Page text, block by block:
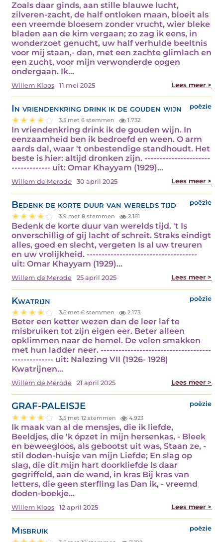
Zoals daar ginds, aan stille blauwe lucht,
zilveren-zacht, de half ontloken maan, bloeit als
een vreemde bloesem zonder vrucht, wier bleke
bladen aan de kim vergaan; zo zag ik eens, in
wonderzoet genucht, uw half verhulde beeltnis
voor mij staan,- dan, met een zachte glimlach en
een zucht, voor mijn verwonderde oogen
ondergaan. Ik…
Willem Kloos 11 mei 2025 Lees meer >
In vriendenkring drink ik de gouden wijn poëzie
3.5 met 6 stemmen 1.732
In vriendenkring drink ik de gouden wijn. In
eenzaamheid ben ik bedroefd en ween. O arm
aards dal, waar 't onbestendige standhoudt. Het
beste is hier: altijd dronken zijn. ----------------------
------------- uit: Omar Khayyam (1929)…
Willem de Merode 30 april 2025 Lees meer >
Bedenk de korte duur van werelds tijd poëzie
3.9 met 8 stemmen 2.181
Bedenk de korte duur van werelds tijd. 't Is
onverschillig of gij lacht of schreit. Straks eindigt
alles, goed en slecht, vergeten Is al uw treuren
en uw vrolijkheid. -------------------------------------
uit: Omar Khayyam (1929)…
Willem de Merode 25 april 2025 Lees meer >
Kwatrijn poëzie
3.5 met 6 stemmen 2.173
Beter een ketter wezen dan de leer laf te
misbruiken tot zijn eigen eer. Beter alleen
opklimmen naar de hemel. De velen smakken
met hun ladder neer. -------------------------------------
-------------- uit: Nalezing VII (1926- 1928)
Kwatrijnen…
Willem de Merode 21 april 2025 Lees meer >
GRAF-PALEISJE poëzie
3.5 met 12 stemmen 4.923
Ik maak van al de mensjes, die ik liefde,
Beeldjes, die 'k ópzet in mijn hersenkas, - Bleek
en beweegloos, als gebootst uit was, Staan ze, -
stil doden-huisje van mijn Liefde; En slag op
slag, die dit mijn hart doorkliefde Is daar
gegriffeld, aan de wand, in kras Bij kras van
letters, die geen sterfling las Dan ik, - vreemd
doden-boekje…
Willem Kloos 12 april 2025 Lees meer >
Misbruik poëzie